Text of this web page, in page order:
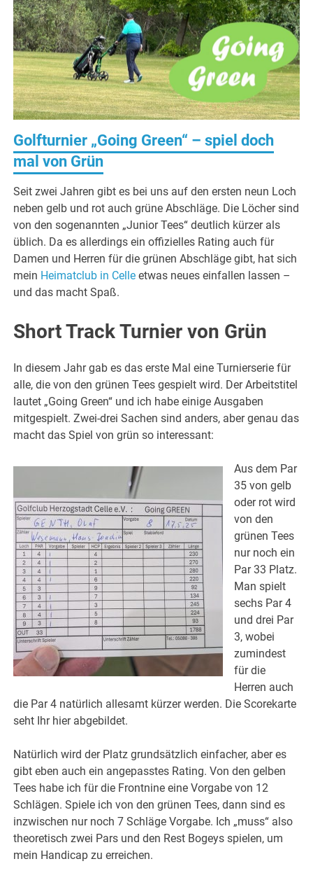
Golfturnier „Going Green“ – spiel doch
mal von Grün
Seit zwei Jahren gibt es bei uns auf den ersten neun Loch
neben gelb und rot auch grüne Abschläge. Die Löcher sind
von den sogenannten „Junior Tees“ deutlich kürzer als
üblich. Da es allerdings ein offizielles Rating auch für
Damen und Herren für die grünen Abschläge gibt, hat sich
mein Heimatclub in Celle etwas neues einfallen lassen –
und das macht Spaß.
Short Track Turnier von Grün
In diesem Jahr gab es das erste Mal eine Turnierserie für
alle, die von den grünen Tees gespielt wird. Der Arbeitstitel
lautet „Going Green“ und ich habe einige Ausgaben
mitgespielt. Zwei-drei Sachen sind anders, aber genau das
macht das Spiel von grün so interessant:
Aus dem Par
35 von gelb
oder rot wird
von den
grünen Tees
nur noch ein
Par 33 Platz.
Man spielt
sechs Par 4
und drei Par
3, wobei
zumindest
für die
Herren auch
die Par 4 natürlich allesamt kürzer werden. Die Scorekarte
seht Ihr hier abgebildet.
Natürlich wird der Platz grundsätzlich einfacher, aber es
gibt eben auch ein angepasstes Rating. Von den gelben
Tees habe ich für die Frontnine eine Vorgabe von 12
Schlägen. Spiele ich von den grünen Tees, dann sind es
inzwischen nur noch 7 Schläge Vorgabe. Ich „muss“ also
theoretisch zwei Pars und den Rest Bogeys spielen, um
mein Handicap zu erreichen.